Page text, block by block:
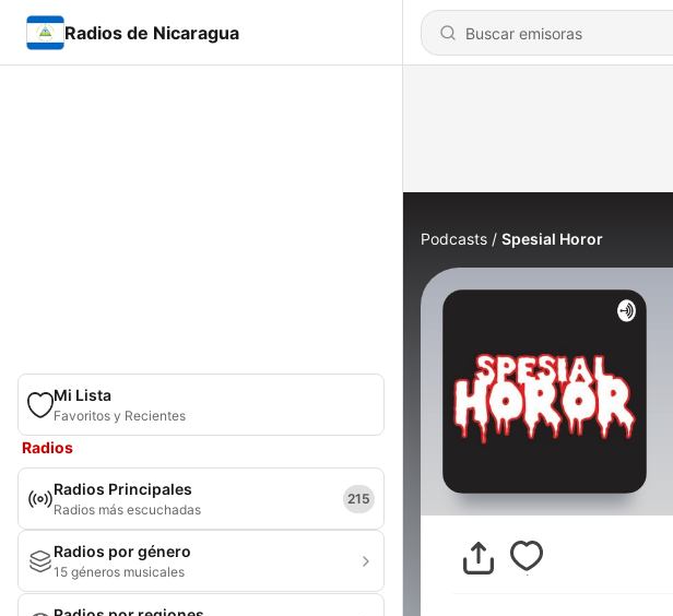
Radios de Nicaragua
Mi Lista
Favoritos y Recientes
Radios
Radios Principales
Radios más escuchadas
215
Radios por género
15 géneros musicales
Podcasts Spesial Horor